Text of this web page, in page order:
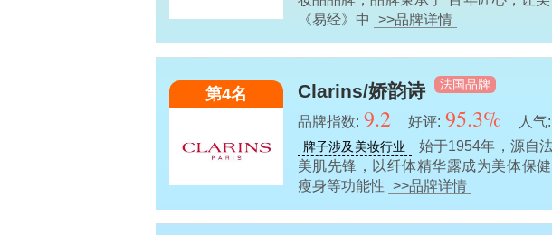
《易经》中
>>品牌详情
第4名 Clarins/娇韵诗 法国品牌
品牌指数: 9.2 好评: 95.3% 人气:
牌子涉及美妆行业
始于1954年，源自
美肌先锋，以纤体精华露成为美体保
瘦身等功能性 >>品牌详情